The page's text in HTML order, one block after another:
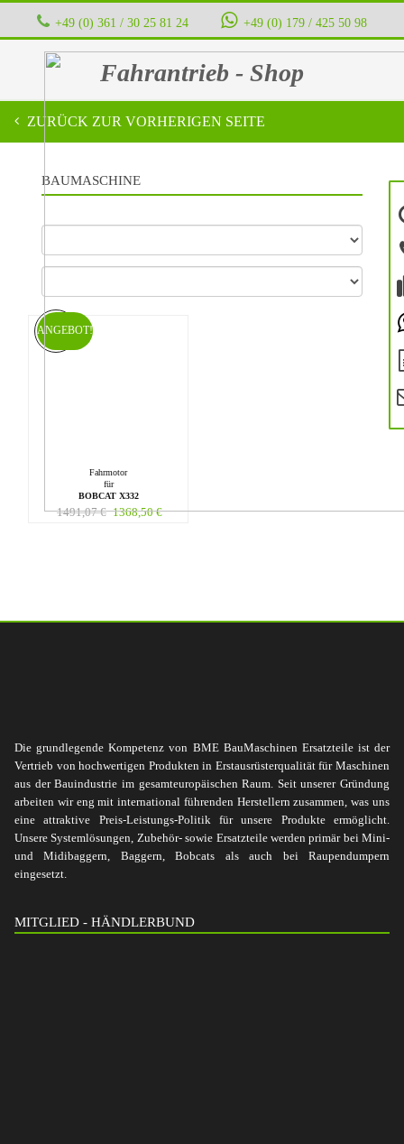
+49 (0) 361 / 30 25 81 24 ‭ ‭ ‭ ‭ +49 (0) 179 / 425 50 98
Fahrantrieb - Shop
ZURÜCK ZUR VORHERIGEN SEITE
BAUMASCHINE
Fahrmotor
für
BOBCAT X332
1491,07€ 1368,50€
ANGEBOT!
Die grundlegende Kompetenz von BME BauMaschinen Ersatzteile ist der
Vertrieb von hochwertigen Produkten in Erstausrüsterqualität für Maschinen
aus der Bauindustrie im gesamteuropäischen Raum. Seit unserer Gründung
arbeiten wir eng mit international führenden Herstellern zusammen, was uns
eine attraktive Preis-Leistungs-Politik für unsere Produkte ermöglicht.
Unsere Systemlösungen, Zubehör- sowie Ersatzteile werden primär bei Mini-
und Midibaggern, Baggern, Bobcats als auch bei Raupendumpern
eingesetzt.
MITGLIED - HÄNDLERBUND